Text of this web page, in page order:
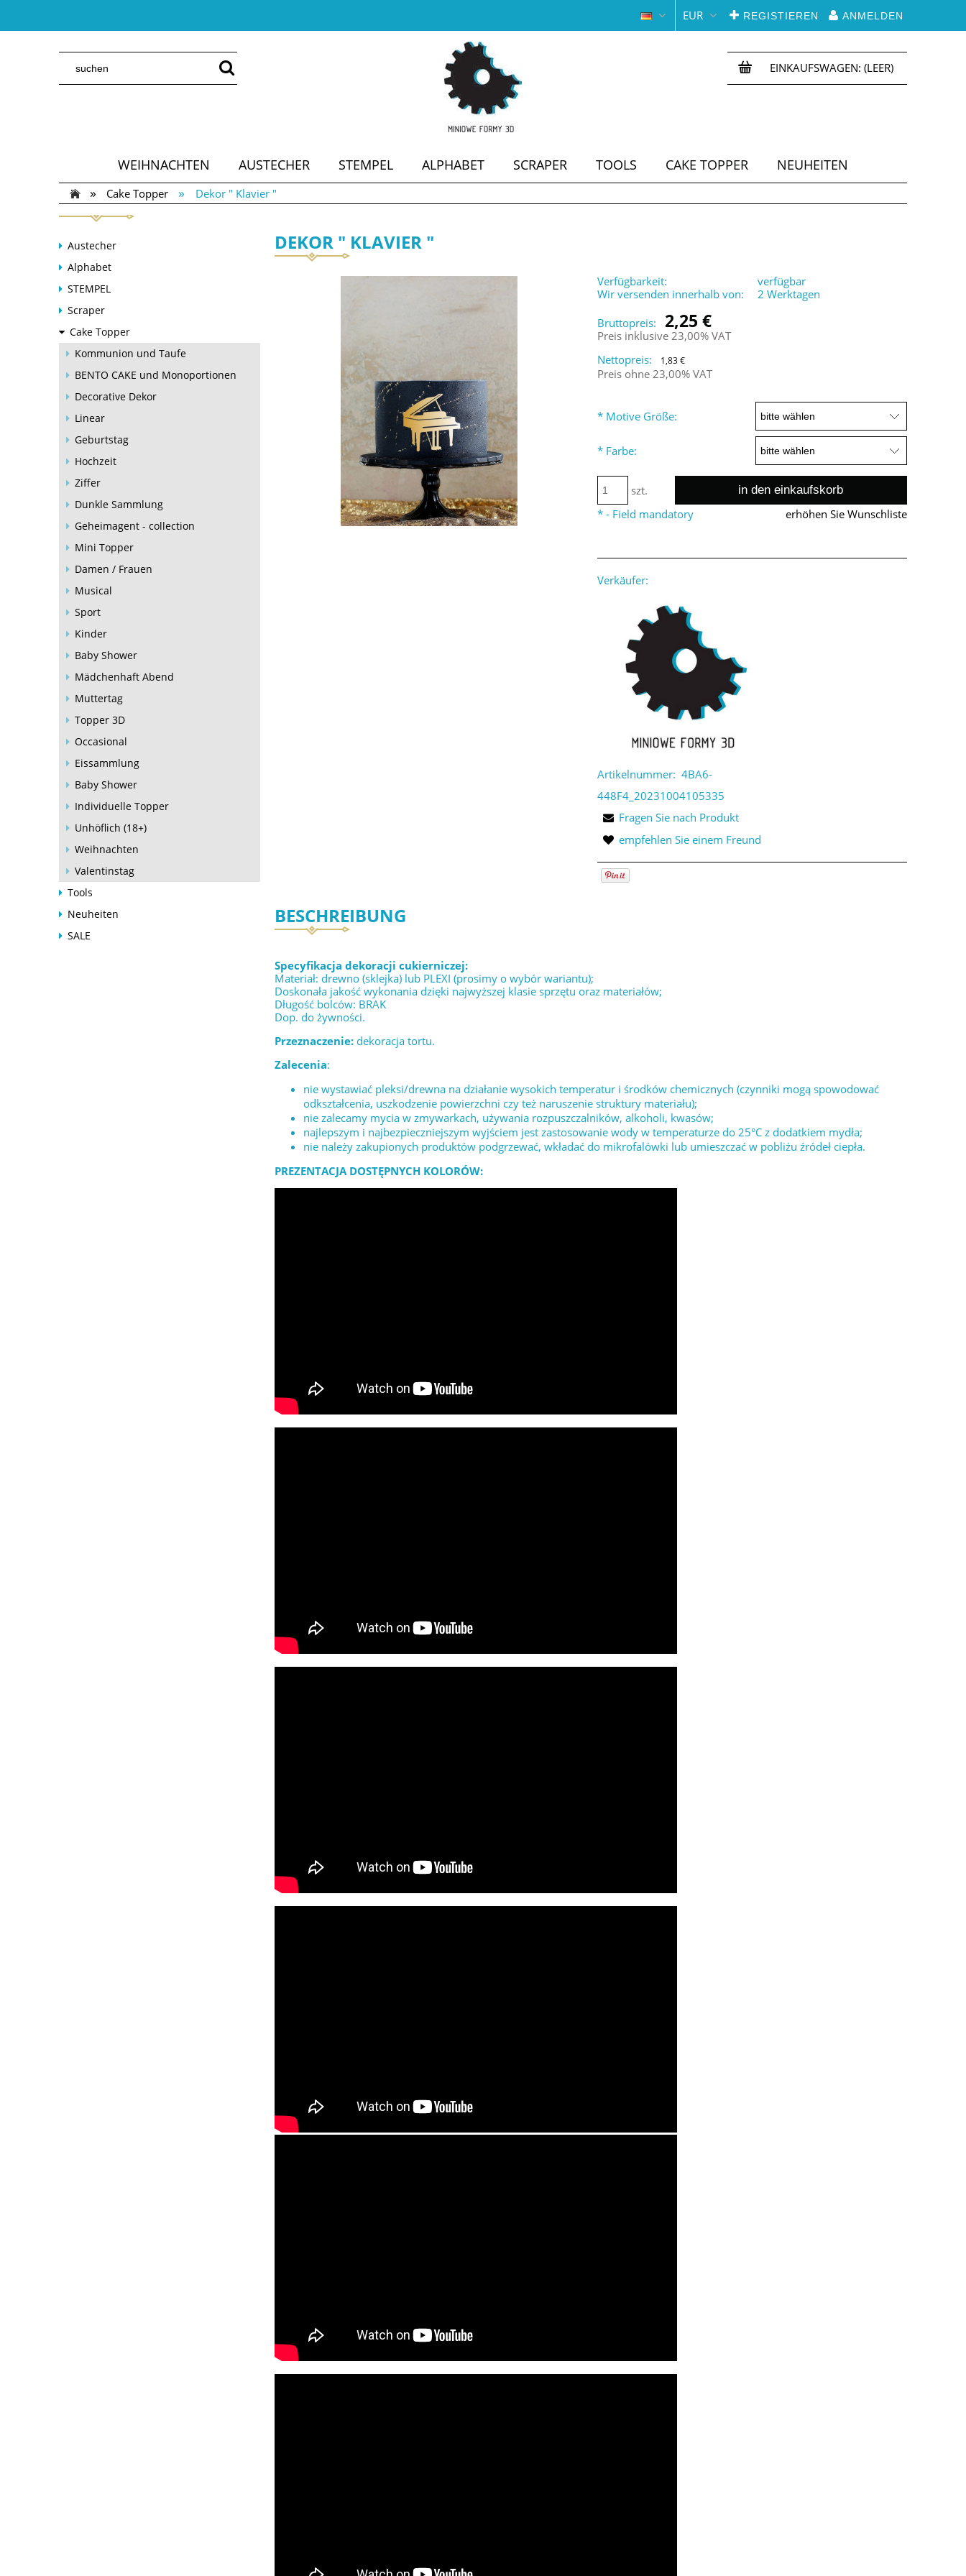
REGISTIEREN ANMELDEN
EUR
EINKAUFSWAGEN: (LEER)
WEIHNACHTEN AUSTECHER STEMPEL ALPHABET SCRAPER TOOLS CAKE TOPPER NEUHEITEN
SALE
» Cake Topper » Dekor " Klavier "
Austecher
Alphabet
STEMPEL
Scraper
Cake Topper
Kommunion und Taufe
BENTO CAKE und Monoportionen
Decorative Dekor
Linear
Geburtstag
Hochzeit
Ziffer
Dunkle Sammlung
Geheimagent - collection
Mini Topper
Damen / Frauen
Musical
Sport
Kinder
Baby Shower
Mädchenhaft Abend
Muttertag
Topper 3D
Occasional
Eissammlung
Baby Shower
Individuelle Topper
Unhöflich (18+)
Weihnachten
Valentinstag
Tools
Neuheiten
SALE
DEKOR " KLAVIER "
Verfügbarkeit:
verfügbar
Wir versenden innerhalb von:
2 Werktagen
Bruttopreis:
2,25 €
Preis inklusive 23,00% VAT
Nettopreis:
1,83 €
Preis ohne 23,00% VAT
* Motive Größe:
* Farbe:
szt.
in den einkaufskorb
erhöhen Sie Wunschliste
* - Field mandatory
Verkäufer:
Artikelnummer: 4BA6-
448F4_20231004105335
Fragen Sie nach Produkt
empfehlen Sie einem Freund
BESCHREIBUNG
Specyfikacja dekoracji cukierniczej:
Materiał: drewno (sklejka) lub PLEXI (prosimy o wybór wariantu);
Doskonała jakość wykonania dzięki najwyższej klasie sprzętu oraz materiałów;
Długość bolców: BRAK
Dop. do żywności.
Przeznaczenie: dekoracja tortu.
Zalecenia:
nie wystawiać pleksi/drewna na działanie wysokich temperatur i środków chemicznych (czynniki mogą spowodować
odkształcenia, uszkodzenie powierzchni czy też naruszenie struktury materiału);
nie zalecamy mycia w zmywarkach, używania rozpuszczalników, alkoholi, kwasów;
najlepszym i najbezpieczniejszym wyjściem jest zastosowanie wody w temperaturze do 25°C z dodatkiem mydła;
nie należy zakupionych produktów podgrzewać, wkładać do mikrofalówki lub umieszczać w pobliżu źródeł ciepła.
PREZENTACJA DOSTĘPNYCH KOLORÓW: